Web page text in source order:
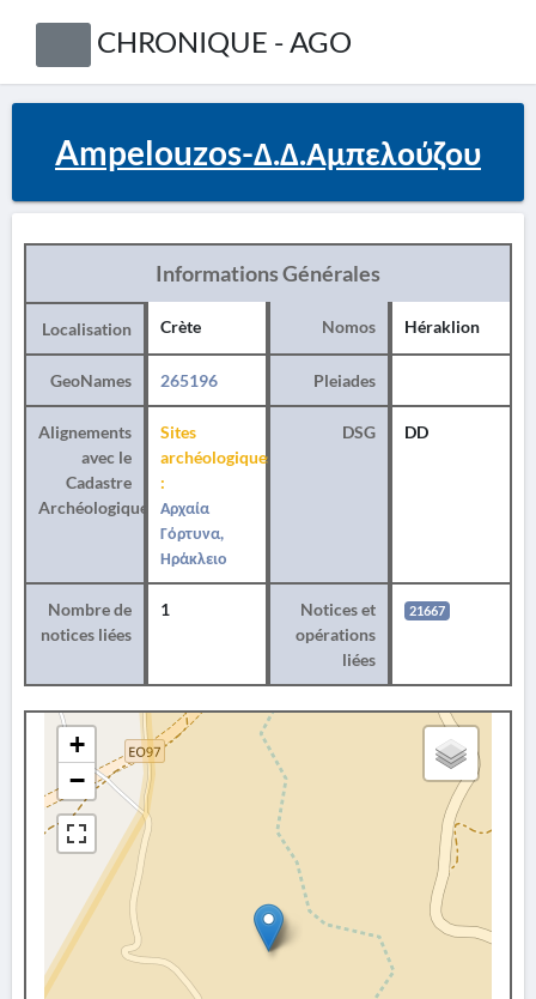
CHRONIQUE - AGO
Ampelouzos-Δ.Δ.Αμπελούζου
Informations Générales
Localisation Crète Nomos Héraklion
GeoNames 265196 Pleiades
Alignements
avec le
Cadastre
Archéologique
Sites
archéologiques
:
Αρχαία
Γόρτυνα,
Ηράκλειο
DSG DD
Nombre de
notices liées
1
Notices et
opérations
liées
21667
+
−